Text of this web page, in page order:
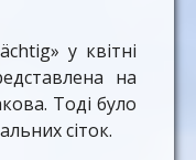
у квітні
на
Тоді було
сіток.